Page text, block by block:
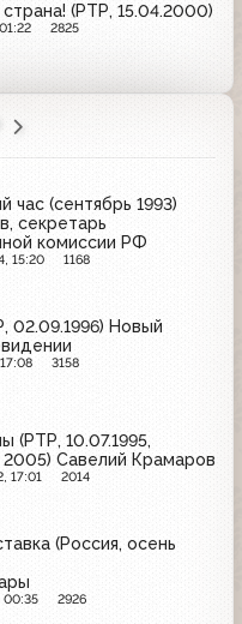
(РТР, 15.04.2000)
2825
час (сентябрь 1993)
секретарь
комиссии РФ
15:20 1168
02.09.1996) Новый
3158
(РТР, 10.07.1995,
Савелий Крамаров
17:01 2014
(Россия, осень
00:35 2926